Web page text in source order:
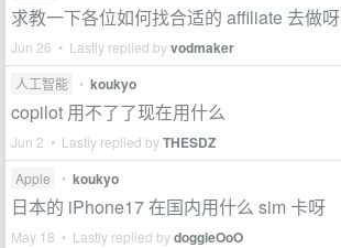
求教一下各位如何找合适的 affiliate 去做呀
Jun 26 • Lastly replied byvodmaker
人工智能 • koukyo
copilot 用不了了现在用什么
Jun 2 • Lastly replied byTHESDZ
Apple • koukyo
日本的 iPhone17 在国内用什么 sim 卡呀
May 18 • Lastly replied bydoggieOoO